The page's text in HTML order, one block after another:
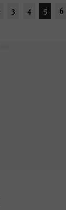
3 4 5 6